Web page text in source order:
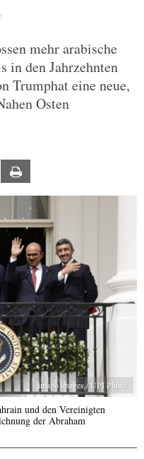
mehr arabische
in den Jahrzehnten
Trumphat eine neue,
Osten
Email
imago images / UPI Photo
und den Vereinigten
der Abraham